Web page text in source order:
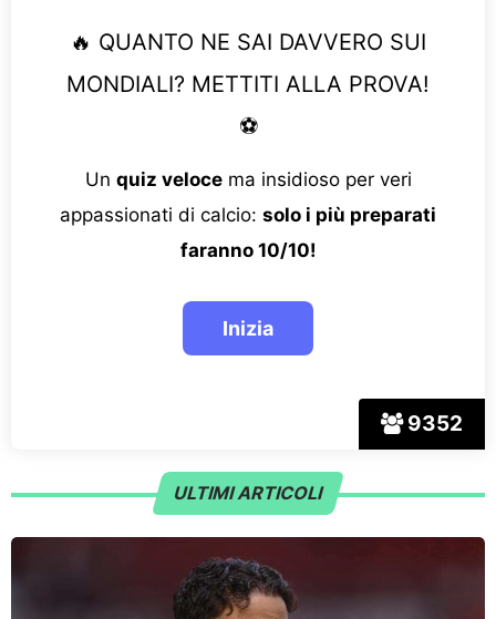
9352
🔥 QUANTO NE SAI DAVVERO SUI
MONDIALI? METTITI ALLA PROVA!
⚽
Un quiz velocema insidioso per veri
appassionati di calcio: solo i più preparati
faranno 10/10!
ULTIMI ARTICOLI